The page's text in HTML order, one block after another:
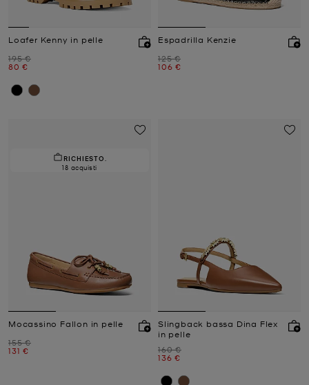
Loafer Kenny in pelle
Prezzo iniziale
195 €
Prezzo attuale
80 €
Espadrilla Kenzie
Prezzo iniziale
125 €
Prezzo attuale
106 €
RICHIESTO.
18 acquisti
Mocassino Fallon in pelle
Prezzo iniziale
155 €
Prezzo attuale
131 €
Slingback bassa Dina Flex
in pelle
Prezzo iniziale
160 €
Prezzo attuale
136 €